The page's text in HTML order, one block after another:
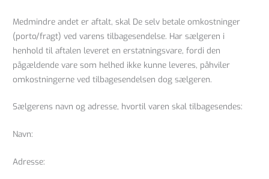
Medmindre andet er aftalt, skal De selv betale omkostninger
(porto/fragt) ved varens tilbagesendelse. Har sælgeren i
henhold til aftalen leveret en erstatningsvare, fordi den
pågældende vare som helhed ikke kunne leveres, påhviler
omkostningerne ved tilbagesendelsen dog sælgeren.
Sælgerens navn og adresse, hvortil varen skal tilbagesendes:
Navn:
Adresse: